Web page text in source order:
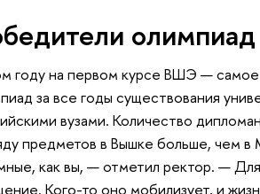
году на первом курсе ВШЭ —
за все годы существования
вузами. Количество
предметов в Вышке больше, чем в
как вы, — отметил ректор. —
Кого-то оно мобилизует, и